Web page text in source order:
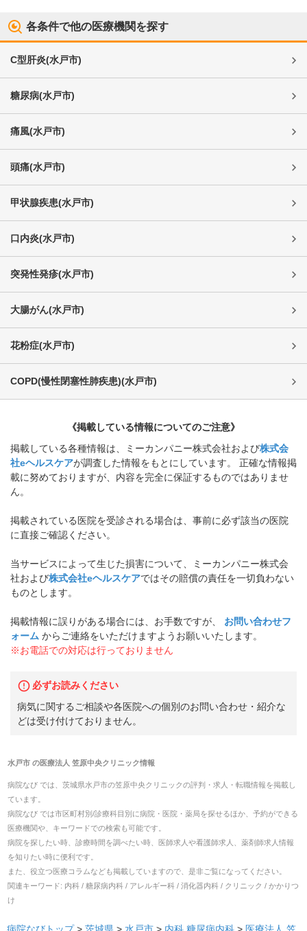
各条件で他の医療機関を探す
C型肝炎(水戸市)
糖尿病(水戸市)
痛風(水戸市)
頭痛(水戸市)
甲状腺疾患(水戸市)
口内炎(水戸市)
突発性発疹(水戸市)
大腸がん(水戸市)
花粉症(水戸市)
COPD(慢性閉塞性肺疾患)(水戸市)
《掲載している情報についてのご注意》
掲載している各種情報は、ミーカンパニー株式会社および株式会
社eヘルスケアが調査した情報をもとにしています。 正確な情報掲
載に努めておりますが、内容を完全に保証するものではありませ
ん。
掲載されている医院を受診される場合は、事前に必ず該当の医院
に直接ご確認ください。
当サービスによって生じた損害について、ミーカンパニー株式会
社および株式会社eヘルスケアではその賠償の責任を一切負わない
ものとします。
掲載情報に誤りがある場合には、お手数ですが、
お問い合わせフ
ォーム からご連絡をいただけますようお願いいたします。
※お電話での対応は行っておりません
必ずお読みください
病気に関するご相談や各医院への個別のお問い合わせ・紹介な
どは受け付けておりません。
水戸市の医療法人 笠原中央クリニック情報
病院なび では、 茨城県水戸市の笠原中央クリニックの評判・求人・転職情報を掲載し
ています。
病院なび では市区町村別/診療科目別に病院・医院・薬局を探せるほか、予約ができる
医療機関や、キーワードでの検索も可能です。
病院を探したい時、診療時間を調べたい時、医師求人や看護師求人、薬剤師求人情報
を知りたい時に便利です。
また、役立つ医療コラムなども掲載していますので、是非ご覧になってください。
関連キーワード: 内科 / 糖尿病内科 / アレルギー科 / 消化器内科 / クリニック / かかりつ
け